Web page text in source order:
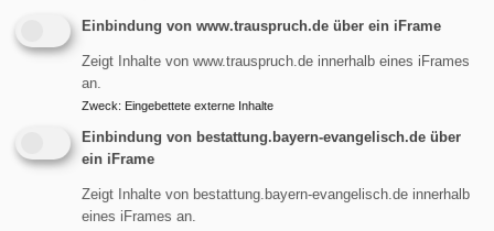
Einbindung von www.trauspruch.de über ein iFrame
Zeigt Inhalte von www.trauspruch.de innerhalb eines iFrames
an.
Zweck: Eingebettete externe Inhalte
Einbindung von bestattung.bayern-evangelisch.de über
ein iFrame
Zeigt Inhalte von bestattung.bayern-evangelisch.de innerhalb
eines iFrames an.